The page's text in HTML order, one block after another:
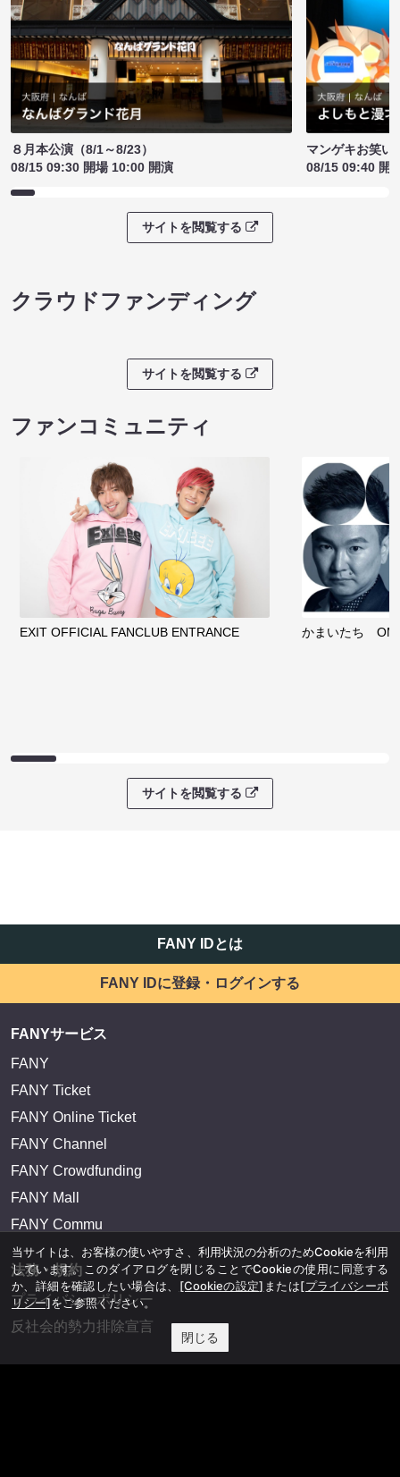
８月本公演（8/1～8/23）
08/15 09:30 開場 10:00 開演
マンゲキお笑い
08/15 09:40 開
サイトを閲覧する
クラウドファンディング
サイトを閲覧する
ファンコミュニティ
EXIT OFFICIAL FANCLUB ENTRANCE かまいたち
サイトを閲覧する
FANY IDとは
FANY IDに登録・ログインする
FANYサービス
FANY
FANY Ticket
FANY Online Ticket
FANY Channel
FANY Crowdfunding
FANY Mall
FANY Commu
法務・規約
プライバシーポリシー
反社会的勢力排除宣言
当サイトは、お客様の使いやすさ、利用状況の分析のためCookieを利用
しています。このダイアログを閉じることでCookieの使用に同意する
か、詳細を確認したい場合は、 [Cookieの設定] または[プライバシーポ
リシー]をご参照ください。
閉じる